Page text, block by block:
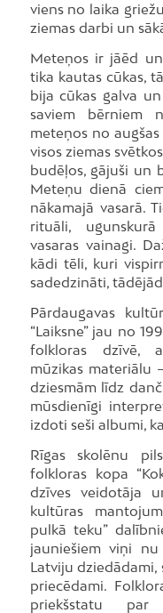
viens no laika
ziemas darbi un
Meteņos ir jāēd
tika kautas cūkas,
bija cūkas galva
saviem bērniem
meteņos no
visos ziemas
budēļos, gājuši un
Meteņu dienā
nākamajā vasarā.
rituāli,
vasaras vainagi.
kādi tēli, kuri
sadedzināti,
Pārdaugavas
“Laiksne” jau no
folkloras dzīvē,
mūzikas materiālu
dziesmām līdz
mūsdienīgi
izdoti seši albumi,
Rīgas skolēnu
folkloras kopa
dzīves veidotāja
kultūras
pulkā teku”
jauniešiem viņi
Latviju
priecēdami.
priekšstatu